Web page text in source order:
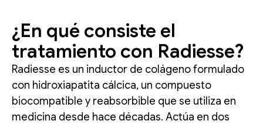
¿En qué consiste el
tratamiento con Radiesse?
Radiesse es un inductor de colágeno formulado
con hidroxiapatita cálcica, un compuesto
biocompatible y reabsorbible que se utiliza en
medicina desde hace décadas. Actúa en dos